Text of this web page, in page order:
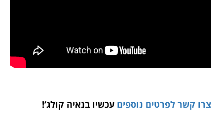
צרו קשר לפרטים נוספים עכשיו בנאיה קולג’!